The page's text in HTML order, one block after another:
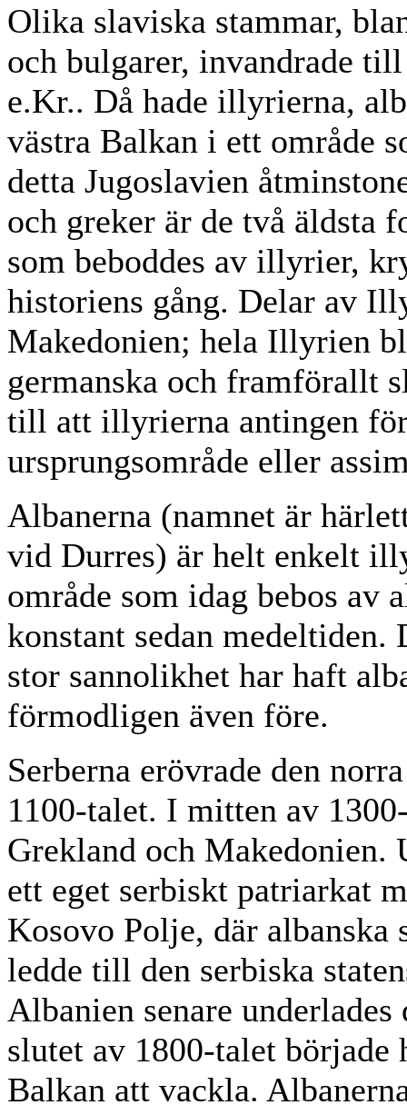
Olika slaviska stammar,
och bulgarer, invandrade
e.Kr.. Då hade illyrierna,
västra Balkan i ett område
detta Jugoslavien
och greker är de två äldsta
som beboddes av illyrier,
historiens gång. Delar av
Makedonien; hela Illyrien
germanska och framförallt
till att illyrierna antingen
ursprungsområde eller
Albanerna (namnet är
vid Durres) är helt enkelt
område som idag bebos av
konstant sedan medeltiden.
stor sannolikhet har haft
förmodligen även före.
Serberna erövrade den
1100-talet. I mitten av
Grekland och Makedonien.
ett eget serbiskt patriarkat
Kosovo Polje, där albanska
ledde till den serbiska
Albanien senare
slutet av 1800-talet började
Balkan att vackla.